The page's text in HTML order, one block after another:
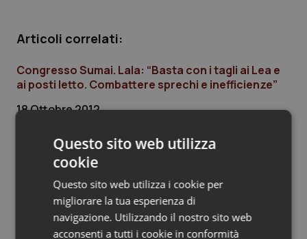
Toscana
Umbria
Malattie rare
Neuroscienze & patologie neurodegenerative
Obesità
Oftalmologia
Articoli correlati:
Congresso Sumai. Lala: “Basta con i tagli ai Lea e
ai posti letto. Combattere sprechi e inefficienze”
18 Ottobre 2012
Ultime analisi e review da QS Pro
Gold
Questo sito web utilizza
cookie
Questo sito web utilizza i cookie per
migliorare la tua esperienza di
navigazione. Utilizzando il nostro sito web
acconsenti a tutti i cookie in conformità